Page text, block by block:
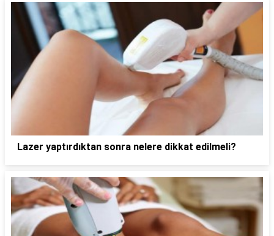
Lazer yaptırdıktan sonra nelere dikkat edilmeli?